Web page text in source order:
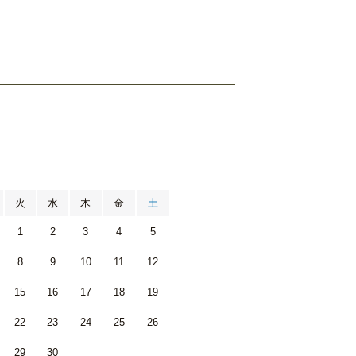
火 水 木 金 土
1 2 3 4 5
8 9 10 11 12
15 16 17 18 19
22 23 24 25 26
29 30